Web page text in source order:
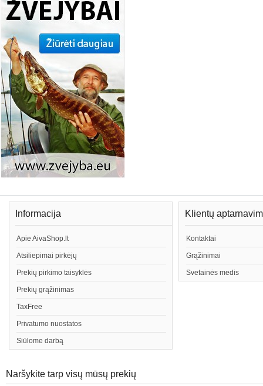
Informacija
Apie AivaShop.lt
Atsiliepimai pirkėjų
Prekių pirkimo taisyklės
Prekių grąžinimas
TaxFree
Privatumo nuostatos
Siūlome darbą
Klientų
Kontaktai
Grąžinimai
Svetainės medis
Naršykite tarp visų mūsų prekių